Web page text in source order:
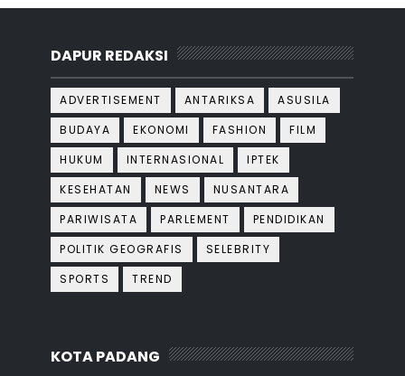
DAPUR REDAKSI
ADVERTISEMENT ANTARIKSA
ASUSILA
BUDAYA
EKONOMI FASHION
FILM
HUKUM
INTERNASIONAL
IPTEK
KESEHATAN
NEWS
NUSANTARA
PARIWISATA
PARLEMENT
PENDIDIKAN
POLITIK GEOGRAFIS
SELEBRITY
SPORTS
TREND
KOTA PADANG